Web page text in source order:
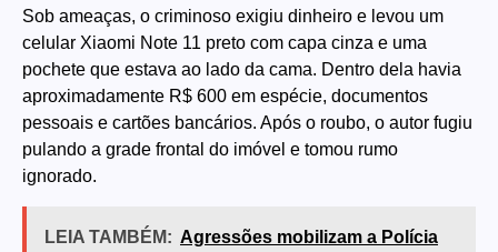
Sob ameaças, o criminoso exigiu dinheiro e levou um
celular Xiaomi Note 11 preto com capa cinza e uma
pochete que estava ao lado da cama. Dentro dela havia
aproximadamente R$ 600 em espécie, documentos
pessoais e cartões bancários. Após o roubo, o autor fugiu
pulando a grade frontal do imóvel e tomou rumo
ignorado.
LEIA TAMBÉM: Agressões mobilizam a Polícia